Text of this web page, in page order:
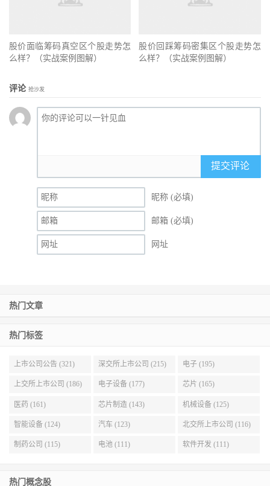
股价面临筹码真空区个股走势怎
么样？（实战案例图解）
股价回踩筹码密集区个股走势怎
么样？（实战案例图解）
评论 抢沙发
提交评论
昵称 (必填)
邮箱 (必填)
网址
热门文章
热门标签
上市公司公告 (321) 深交所上市公司 (215) 电子 (195)
上交所上市公司 (186) 电子设备 (177) 芯片 (165)
医药 (161) 芯片制造 (143) 机械设备 (125)
智能设备 (124) 汽车 (123) 北交所上市公司 (116)
制药公司 (115) 电池 (111) 软件开发 (111)
热门概念股